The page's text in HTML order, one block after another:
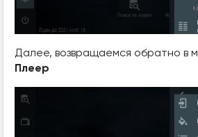
Далее, возвращаемся обратно в
Плеер